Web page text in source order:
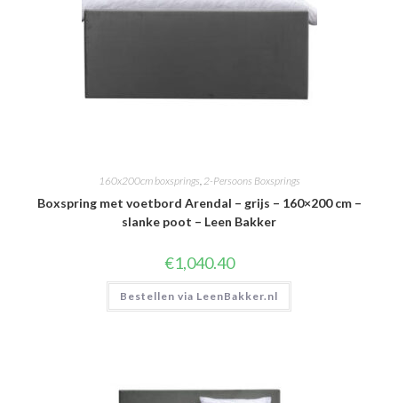
160x200cm boxsprings 2-Persoons Boxsprings
Boxspring met voetbord Arendal – grijs – 160×200 cm –
slanke poot – Leen Bakker
€1,040.40
Bestellen via LeenBakker.nl